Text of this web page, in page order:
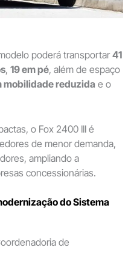
poderá transportar 41
, 19 em pé, além de espaço
mobilidade reduzida e o
o Fox 2400 III é
de menor demanda,
ampliando a
concessionárias.
do Sistema
de